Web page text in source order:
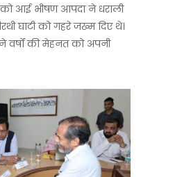
आई भीषण आपदा ने धराली
घाटी को गहरे जख्म दिए थे।
की मेहनत को अपनी